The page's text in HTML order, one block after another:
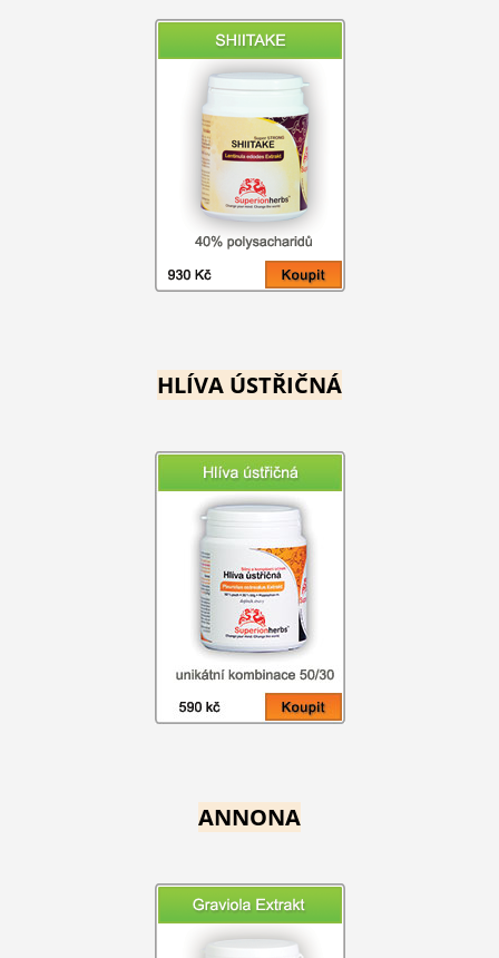
HLÍVA ÚSTŘIČNÁ
ANNONA